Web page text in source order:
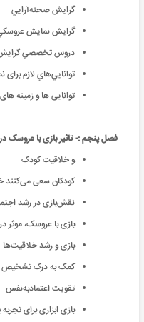
گرايش‌ صحنه‌آرايي‌
گرايش‌ نمايش‌
دروس‌ تخصصي‌
توانايي‌هاي‌ لازم‌
توانایى ها و زمینه
فصل پنجم :- تاثیر بازی با
و خلاقیت کودک
کودکان سعی می‌کنند
نقش‌بازی در رشد
بازی با عروسک،
بازی و رشد
کمک به درک
تقویت اعتمادبه‌نفس
بازی ابزاری برای